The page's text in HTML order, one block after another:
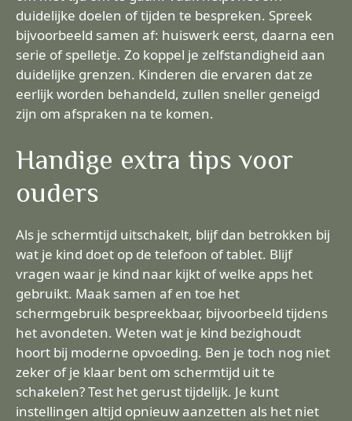
duidelijke doelen of tijden te bespreken. Spreek
bijvoorbeeld samen af: huiswerk eerst, daarna een
serie of spelletje. Zo koppel je zelfstandigheid aan
duidelijke grenzen. Kinderen die ervaren dat ze
eerlijk worden behandeld, zullen sneller geneigd
zijn om afspraken na te komen.
Handige extra tips voor
ouders
Als je schermtijd uitschakelt, blijf dan betrokken bij
wat je kind doet op de telefoon of tablet. Blijf
vragen waar je kind naar kijkt of welke apps het
gebruikt. Maak samen af en toe het
schermgebruik bespreekbaar, bijvoorbeeld tijdens
het avondeten. Weten wat je kind bezighoudt
hoort bij moderne opvoeding. Ben je toch nog niet
zeker of je klaar bent om schermtijd uit te
schakelen? Test het gerust tijdelijk. Je kunt
instellingen altijd opnieuw aanzetten als het niet